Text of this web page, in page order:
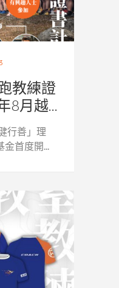
教練證
8月越...
行善」理
金首度開...